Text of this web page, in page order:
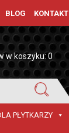
BLOG KONTAKT
w koszyku: 0
PŁYTKARZY